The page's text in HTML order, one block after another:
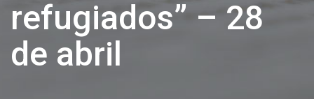
refugiados” – 28
de abril